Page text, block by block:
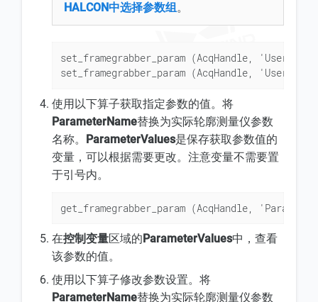
HALCON中选择参数组。
set_framegrabber_param (AcqHandle,
set_framegrabber_param (AcqHandle,
使用以下算子获取指定参数的值。将
ParameterName替换为实际轮廓测量仪参数
名称。 ParameterValues是保存获取参数值的
变量，可以根据需要更改。注意变量不需要置
于引号内。
get_framegrabber_param (AcqHandle,
在控制变量区域的 ParameterValues中，查看
该参数的值。
使用以下算子修改参数设置。将
ParameterName替换为实际轮廓测量仪参数